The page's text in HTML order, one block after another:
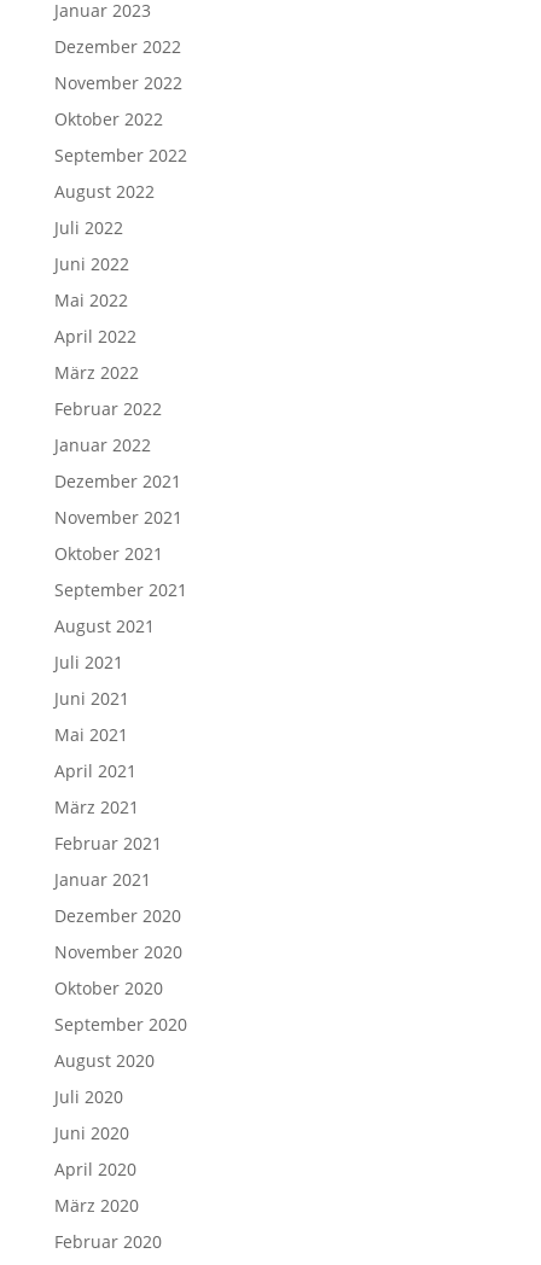
Januar 2023
Dezember 2022
November 2022
Oktober 2022
September 2022
August 2022
Juli 2022
Juni 2022
Mai 2022
April 2022
März 2022
Februar 2022
Januar 2022
Dezember 2021
November 2021
Oktober 2021
September 2021
August 2021
Juli 2021
Juni 2021
Mai 2021
April 2021
März 2021
Februar 2021
Januar 2021
Dezember 2020
November 2020
Oktober 2020
September 2020
August 2020
Juli 2020
Juni 2020
April 2020
März 2020
Februar 2020